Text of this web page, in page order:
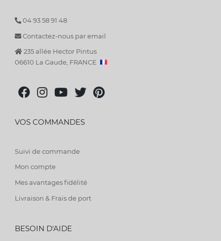
04 93 58 91 48
Contactez-nous par email
235 allée Hector Pintus
06610 La Gaude, FRANCE
VOS COMMANDES
Suivi de commande
Mon compte
Mes avantages fidélité
Livraison & Frais de port
BESOIN D'AIDE